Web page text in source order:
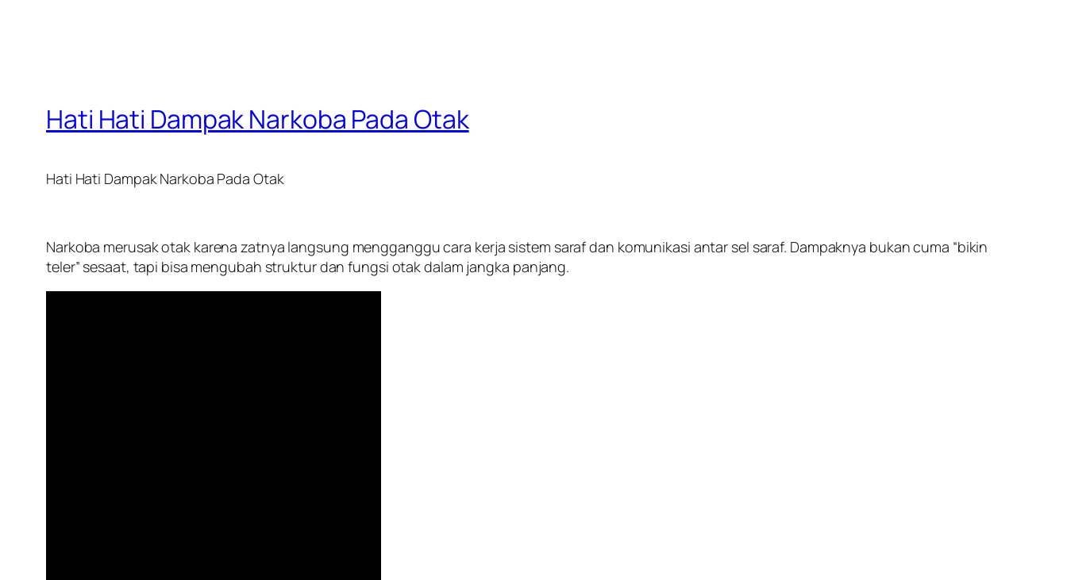
Hati Hati Dampak Narkoba Pada Otak
Hati Hati Dampak Narkoba Pada Otak
Narkoba merusak otak karena zatnya langsung mengganggu cara kerja sistem saraf dan komunikasi antar sel saraf. Dampaknya bukan cuma “bikin
teler” sesaat, tapi bisa mengubah struktur dan fungsi otak dalam jangka panjang.